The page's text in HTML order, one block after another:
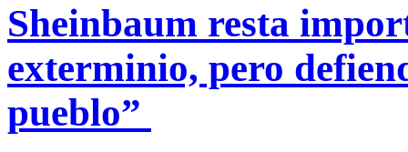
Sheinbaum resta
exterminio, pero
pueblo”